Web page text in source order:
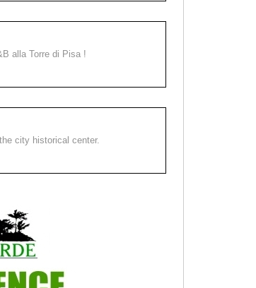
alla Torre di Pisa !
city historical center.